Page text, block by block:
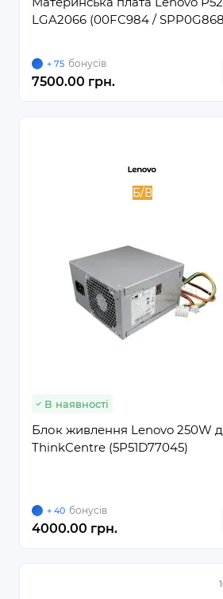
LGA2066 (00FC984 /
+ 75 бонусів
7500.00 грн.
Б/В
В наявності
Блок живлення Lenovo 250W
ThinkCentre (5P51D77045)
+ 40 бонусів
4000.00 грн.